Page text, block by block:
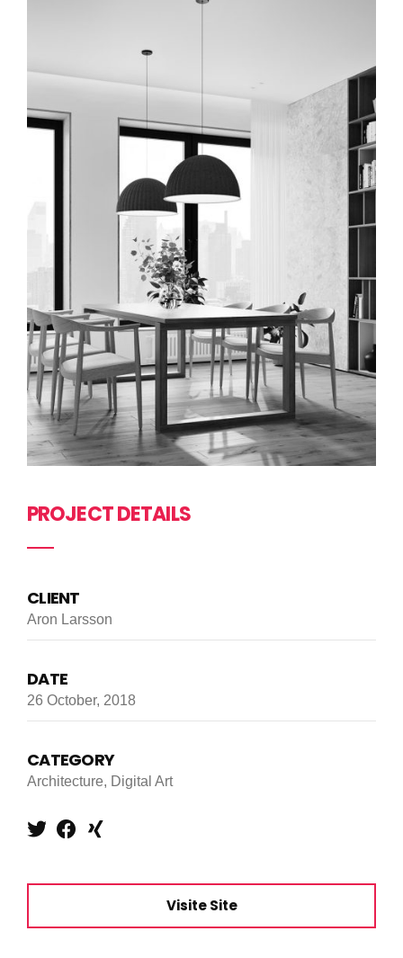
PROJECT DETAILS
CLIENT
Aron Larsson
DATE
26 October, 2018
CATEGORY
Architecture, Digital Art
Visite Site